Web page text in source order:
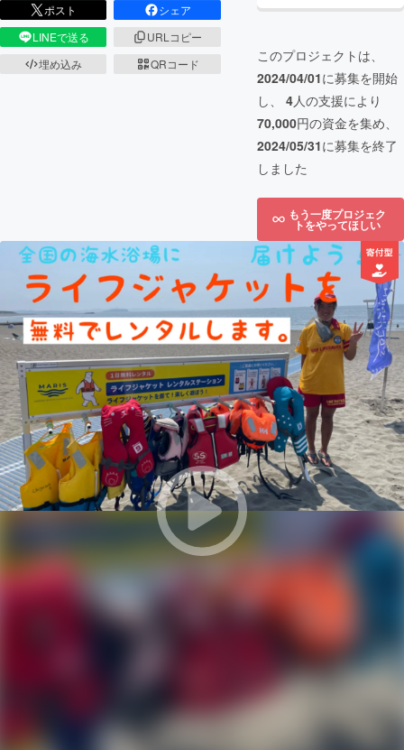
ポスト
シェア
LINEで送る
URLコピー
埋め込み
QRコード
このプロジェクトは、
2024/04/01に募集を開始
し、 4人の支援により
70,000円の資金を集め、
2024/05/31に募集を終了
しました
もう一度プロジェク
トをやってほしい